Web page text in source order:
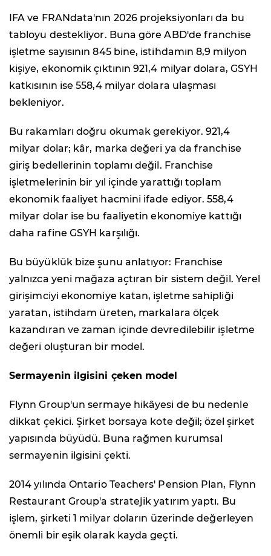
IFA ve FRANdata'nın 2026 projeksiyonları da bu
tabloyu destekliyor. Buna göre ABD'de franchise
işletme sayısının 845 bine, istihdamın 8,9 milyon
kişiye, ekonomik çıktının 921,4 milyar dolara, GSYH
katkısının ise 558,4 milyar dolara ulaşması
bekleniyor.
Bu rakamları doğru okumak gerekiyor. 921,4
milyar dolar; kâr, marka değeri ya da franchise
giriş bedellerinin toplamı değil. Franchise
işletmelerinin bir yıl içinde yarattığı toplam
ekonomik faaliyet hacmini ifade ediyor. 558,4
milyar dolar ise bu faaliyetin ekonomiye kattığı
daha rafine GSYH karşılığı.
Bu büyüklük bize şunu anlatıyor: Franchise
yalnızca yeni mağaza açtıran bir sistem değil. Yerel
girişimciyi ekonomiye katan, işletme sahipliği
yaratan, istihdam üreten, markalara ölçek
kazandıran ve zaman içinde devredilebilir işletme
değeri oluşturan bir model.
Sermayenin ilgisini çeken model
Flynn Group'un sermaye hikâyesi de bu nedenle
dikkat çekici. Şirket borsaya kote değil; özel şirket
yapısında büyüdü. Buna rağmen kurumsal
sermayenin ilgisini çekti.
2014 yılında Ontario Teachers' Pension Plan, Flynn
Restaurant Group'a stratejik yatırım yaptı. Bu
işlem, şirketi 1 milyar doların üzerinde değerleyen
önemli bir eşik olarak kayda geçti.